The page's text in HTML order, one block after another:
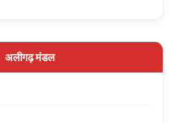
अलीगढ़ मंडल